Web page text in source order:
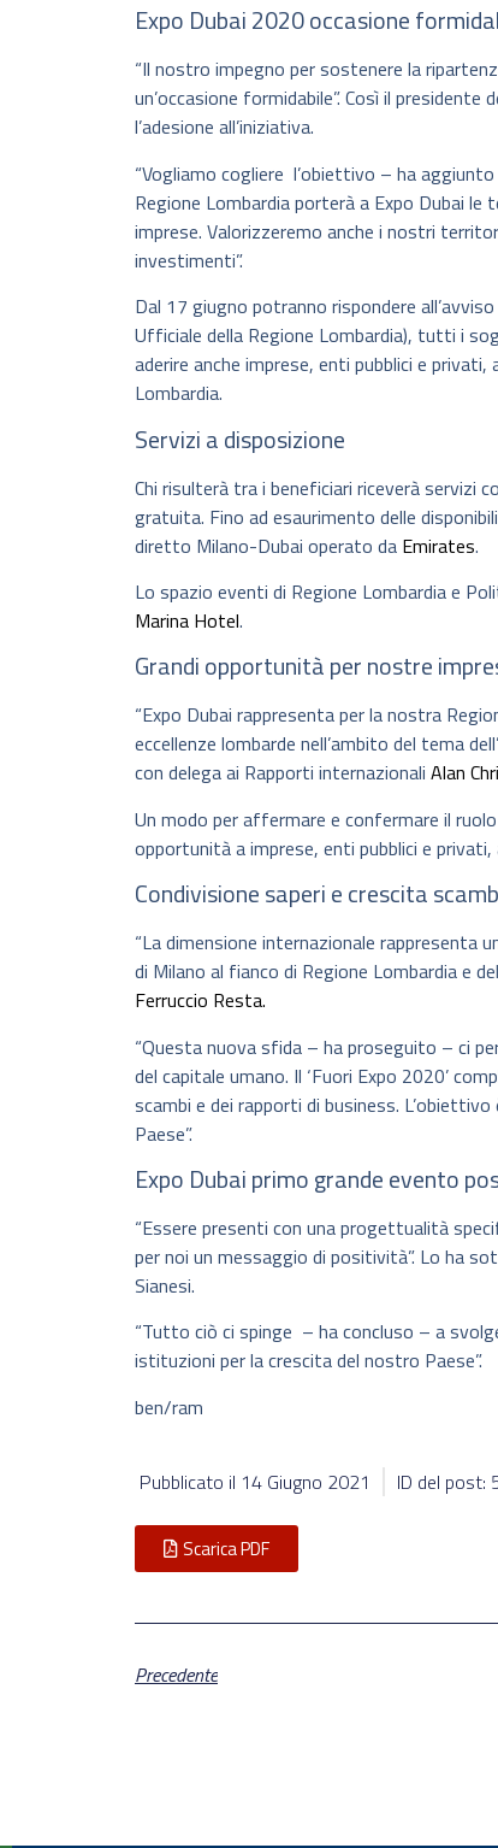
Expo Dubai 2020 occasione
“Il nostro impegno per sostenere la
un’occasione formidabile”. Così il presidente
l’adesione all’iniziativa.
“Vogliamo cogliere l’obiettivo – ha
Regione Lombardia porterà a Expo Dubai
imprese. Valorizzeremo anche i nostri
investimenti”.
Dal 17 giugno potranno rispondere
Ufficiale della Regione Lombardia), tutti i
aderire anche imprese, enti pubblici e
Lombardia.
Servizi a disposizione
Chi risulterà tra i beneficiari riceverà servizi
gratuita. Fino ad esaurimento delle
diretto Milano-Dubai operato da Emirates.
Lo spazio eventi di Regione Lombardia e
Marina Hotel.
Grandi opportunità per nostre
“Expo Dubai rappresenta per la nostra
eccellenze lombarde nell’ambito del tema
con delega ai Rapporti internazionali Alan
Un modo per affermare e confermare il
opportunità a imprese, enti pubblici e
Condivisione saperi e crescita
“La dimensione internazionale rappresenta
di Milano al fianco di Regione Lombardia e
Ferruccio Resta.
“Questa nuova sfida – ha proseguito – ci
del capitale umano. Il ‘Fuori Expo 2020’
scambi e dei rapporti di business.
Paese”.
Expo Dubai primo grande evento
“Essere presenti con una progettualità
per noi un messaggio di positività”. Lo ha
Sianesi.
“Tutto ciò ci spinge – ha concluso – a
istituzioni per la crescita del nostro Paese”.
ben/ram
Pubblicato il 14 Giugno 2021 ID del post:
Scarica PDF
Precedente